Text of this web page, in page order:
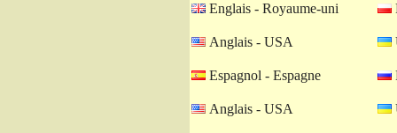
Englais - Royaume-uni
Anglais - USA
Espagnol - Espagne
Anglais - USA